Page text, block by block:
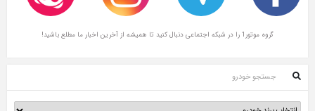
گروه موتور1 را در شبکه اجتماعی دنبال کنید تا همیشه از آخرین اخبار ما مطلع باشید!
جستجو خودرو